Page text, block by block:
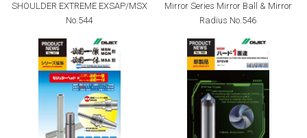
SHOULDER EXTREME EXSAP/MSX
No.544
Mirror Series Mirror Ball & Mirror
Radius No.546